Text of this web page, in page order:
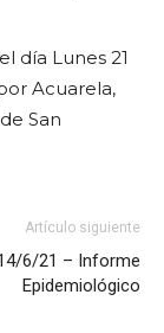
día Lunes 21
Acuarela,
San
Artículo siguiente
6/21 – Informe
Epidemiológico